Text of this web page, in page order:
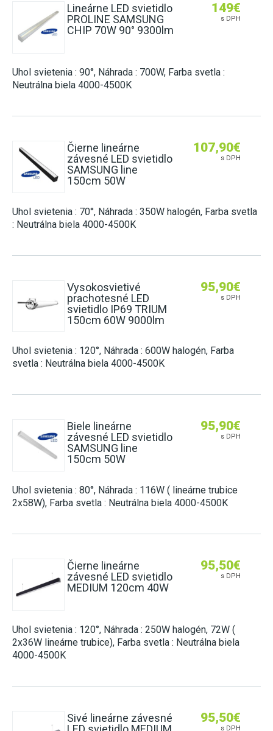
Lineárne LED svietidlo
PROLINE SAMSUNG
CHIP 70W 90° 9300lm
149€
s DPH
Uhol svietenia : 90°, Náhrada : 700W, Farba svetla :
Neutrálna biela 4000-4500K
Čierne lineárne
závesné LED svietidlo
SAMSUNG line
150cm 50W
107,90€
s DPH
Uhol svietenia : 70°, Náhrada : 350W halogén, Farba svetla
: Neutrálna biela 4000-4500K
Vysokosvietivé
prachotesné LED
svietidlo IP69 TRIUM
150cm 60W 9000lm
95,90€
s DPH
Uhol svietenia : 120°, Náhrada : 600W halogén, Farba
svetla : Neutrálna biela 4000-4500K
Biele lineárne
závesné LED svietidlo
SAMSUNG line
150cm 50W
95,90€
s DPH
Uhol svietenia : 80°, Náhrada : 116W ( lineárne trubice
2x58W), Farba svetla : Neutrálna biela 4000-4500K
Čierne lineárne
závesné LED svietidlo
MEDIUM 120cm 40W
95,50€
s DPH
Uhol svietenia : 120°, Náhrada : 250W halogén, 72W (
2x36W lineárne trubice), Farba svetla : Neutrálna biela
4000-4500K
Sivé lineárne závesné
95,50€
s DPH